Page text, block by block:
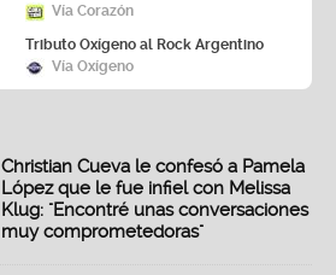
Vía Corazón
Tributo Oxígeno al Rock Argentino
Vía Oxígeno
Christian Cueva le confesó a Pamela
López que le fue infiel con Melissa
Klug: "Encontré unas conversaciones
muy comprometedoras"